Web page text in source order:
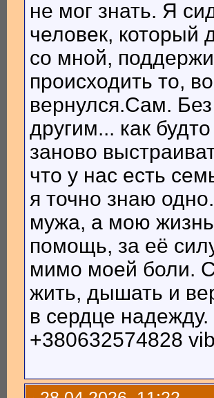
не мог знать. Я
человек, который
со мной,
происходить то,
вернулся.Сам.
другим... как
заново
что у нас есть
я точно знаю
мужа, а мою
помощь, за её
мимо моей боли.
жить, дышать и
в сердце
+380632574828